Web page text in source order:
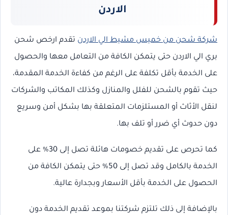
الاردن
شركة شحن من خميس مشيط الي الاردن تقدم ارخص شحن
بري الي الاردن حتى يتمكن الكافة من التعامل معها والحصول
على الخدمة بأقل تكلفة على الرغم من كفاءة الخدمة المقدمة،
حيث تقوم بالشحن للفلل والمنازل وكذلك المكاتب والشركات
لنقل الأثاث أو المستلزمات المتعلقة بها بشكل أمن وسريع
دون حدوث أي ضرر أو تلف بها.
كما تحرص على تقديم خصومات هائلة تصل إلى 30% على
الخدمة بالكامل وقد تصل إلى 50% حتى يتمكن الكافة من
الحصول على الخدمة بأقل الأسعار وبجدارة عالية.
بالإضافة إلى ذلك تلتزم شركتنا بموعد تقديم الخدمة دون